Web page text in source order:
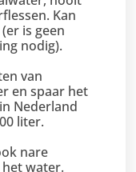
Kan
is geen
nodig).
van
en spaar het
Nederland
liter.
nare
water.